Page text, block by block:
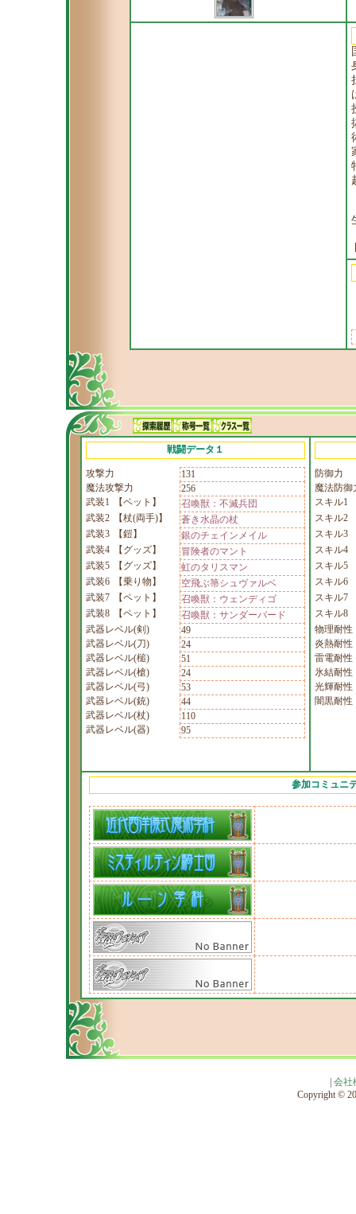
戦闘データ１
攻撃力
131
魔法攻撃力
256
武装1
【ペット】
召喚獣：不滅兵団
武装2
【杖(両手)】
蒼き水晶の杖
武装3
【鎧】
銀のチェインメイル
武装4
【グッズ】
冒険者のマント
武装5
【グッズ】
虹のタリスマン
武装6
【乗り物】
空飛ぶ箒シュヴァルベ
武装7
【ペット】
召喚獣：ウェンディゴ
武装8
【ペット】
召喚獣：サンダーバード
武器レベル(剣)
49
武器レベル(刀)
24
武器レベル(槌)
51
武器レベル(槍)
24
武器レベル(弓)
53
武器レベル(銃)
44
武器レベル(杖)
110
武器レベル(器)
95
防御力
魔法防御
スキル1
スキル2
スキル3
スキル4
スキル5
スキル6
スキル7
スキル8
物理耐性
炎熱耐性
雷電耐性
氷結耐性
光輝耐性
闇黒耐性
参加コミュニ
会社
Copyright ©